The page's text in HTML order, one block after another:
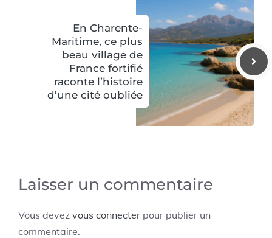
En Charente-
Maritime, ce plus
beau village de
France fortifié
raconte l’histoire
d’une cité oubliée
Laisser un commentaire
Vous devez vous connecter pour publier un
commentaire.